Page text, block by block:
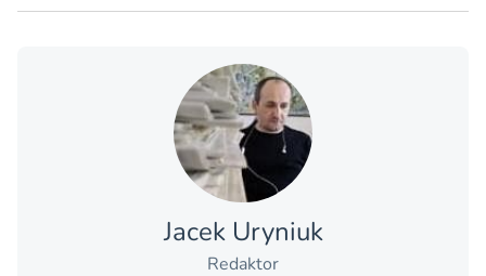
Jacek Uryniuk
Redaktor